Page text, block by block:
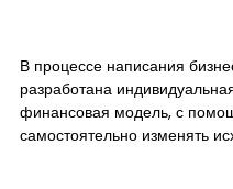
В процессе написания
разработана
финансовая модель, с
самостоятельно изменять